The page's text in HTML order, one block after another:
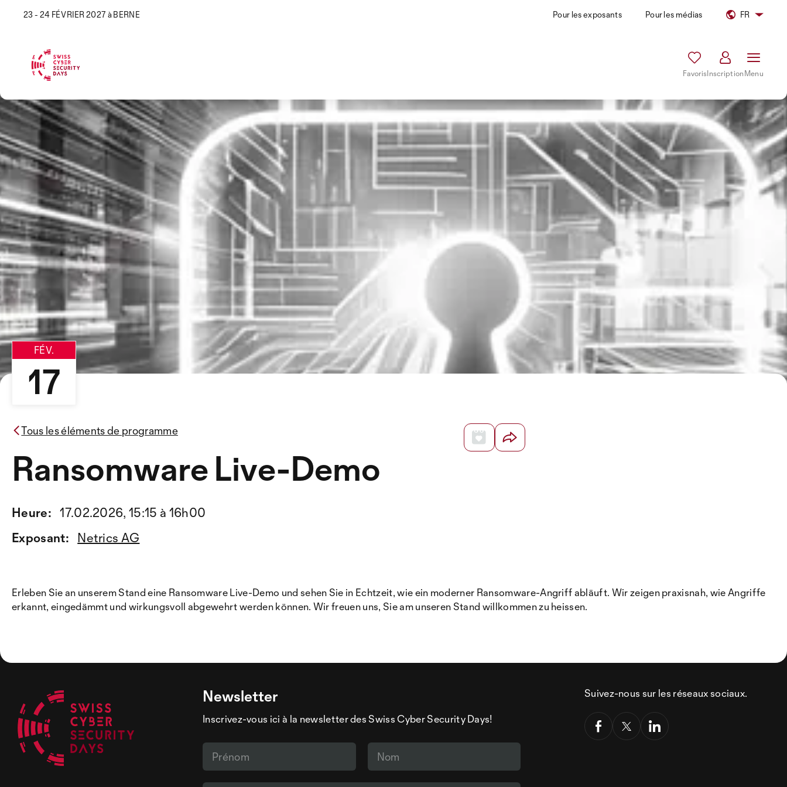
23 - 24 FÉVRIER 2027 à BERNE Pour les exposants Pour les médias FR
FavorisInscriptionMenu
FÉV.
17
Tous les éléments de programme
Ransomware Live-Demo
Heure: 17.02.2026, 15:15 à 16h00
Exposant:
Netrics AG
Erleben Sie an unserem Stand eine Ransomware Live-Demo und sehen Sie in Echtzeit, wie ein moderner Ransomware-Angriff abläuft. Wir zeigen praxisnah, wie Angriffe
erkannt, eingedämmt und wirkungsvoll abgewehrt werden können. Wir freuen uns, Sie am unseren Stand willkommen zu heissen.
Newsletter
Inscrivez-vous ici à la newsletter des Swiss Cyber Security Days!
Suivez-nous sur les réseaux sociaux.